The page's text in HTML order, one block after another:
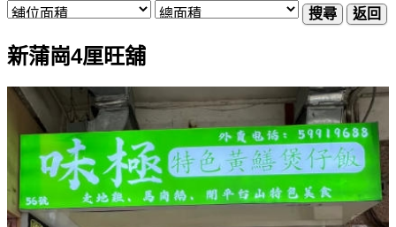
搜尋 返回
新蒲崗4厘旺舖